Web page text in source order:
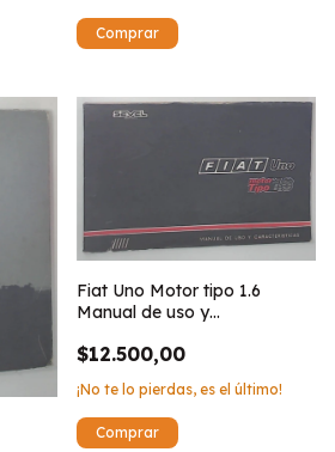
Fiat Uno Motor tipo 1.6
Manual de uso y
$12.500,00
¡No te lo pierdas, es el último!